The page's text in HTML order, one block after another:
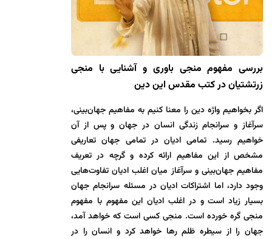
بررسی مفهوم منجی باوری و آشنایی با منجی
زرتشتیان در کتب مقدس این دین
اگر بخواهیم واژه دین را معنا کنیم به مفاهیم جهان‌بینی،
سرآغاز و سرانجام زندگی انسان در جهان و پس از آن
خواهیم رسید. تمامی ادیان در تمامی جهان تعاریفی
مشخص از این مفاهیم ارائه کرده و گرچه در تعریف
مفاهیم جهان‌بینی و سرآغاز میان اغلب ادیان تفاوت‌هایی
وجود دارد، اما اشتراکات ادیان در مسئله سرانجام جهان
بسیار زیاد است و در اغلب ادیان این مفهوم با مفهوم
منجی گره خورده است. منجی کسی است که خواهد آمد،
جهان را از سیطره ظلم رها خواهد کرد و انسان را در